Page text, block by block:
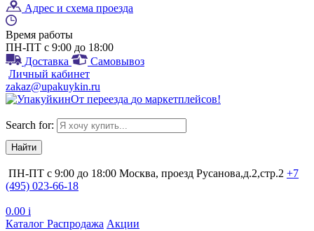
Адрес и схема проезда
Время работы
ПН-ПТ с 9:00 до 18:00
Доставка
Самовывоз
Личный кабинет
zakaz@upakuykin.ru
От переезда до маркетплейсов!
Search for:
ПН-ПТ с 9:00 до 18:00 Москва, проезд Русанова,д.2,стр.2 +7
(495) 023-66-18
0.00 i
Каталог Распродажа Акции